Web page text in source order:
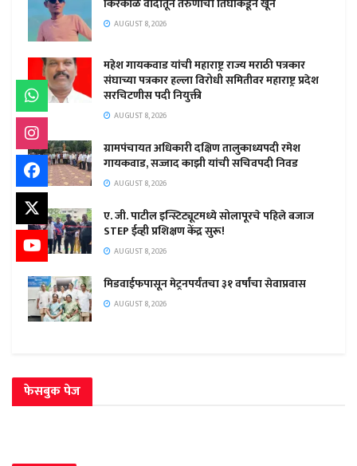
AUGUST 8, 2026
महेश गायकवाड यांची महाराष्ट्र राज्य मराठी पत्रकार
संघाच्या पत्रकार हल्ला विरोधी समितीवर महाराष्ट्र प्रदेश
सरचिटणीस पदी नियुक्ती
AUGUST 8, 2026
ग्रामपंचायत अधिकारी दक्षिण तालुकाध्यपदी रमेश
गायकवाड, सज्जाद काझी यांची सचिवपदी निवड
AUGUST 8, 2026
ए. जी. पाटील इन्स्टिट्यूटमध्ये सोलापूरचे पहिले बजाज
STEP ईव्ही प्रशिक्षण केंद्र सुरू!
AUGUST 8, 2026
मिडवाईफपासून मेट्रनपर्यंतचा ३१ वर्षांचा सेवाप्रवास
AUGUST 8, 2026
फेसबुक पेज